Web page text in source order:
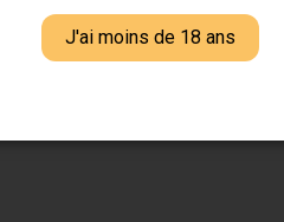
de doser précisément
pour un dosage précis,
uniques et gourmands.
J'ai moins de 18 ans